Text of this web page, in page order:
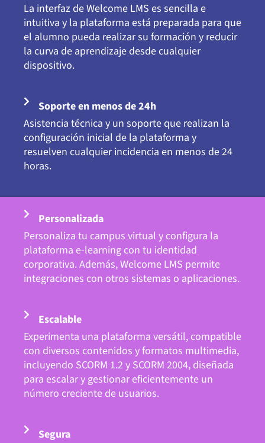
La interfaz de Welcome LMS es sencilla e
intuitiva y la plataforma está preparada para que
el alumno pueda realizar su formación y reducir
la curva de aprendizaje desde cualquier
dispositivo.
Soporte en menos de 24h
Asistencia técnica y un soporte que realizan la
configuración inicial de la plataforma y
resuelven cualquier incidencia en menos de 24
horas.
Personalizada
Personaliza tu campus virtual y configura la
plataforma e-learning con tu identidad
corporativa. Además, Welcome LMS permite
integraciones con otros sistemas o aplicaciones.
Escalable
Experimenta una plataforma versátil, compatible
con diversos contenidos y formatos multimedia,
incluyendo SCORM 1.2 y SCORM 2004, diseñada
para escalar y gestionar eficientemente un
número creciente de usuarios.
Segura